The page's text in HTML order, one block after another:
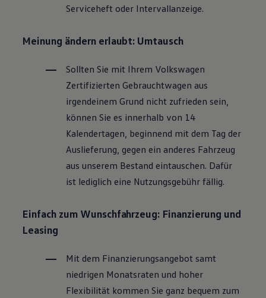
Magazin
Familie
Volkswagen R
Pannen- und Unfallhilfe
Volkswagen Kundenbetreuung
Serviceheft oder Intervallanzeige.
Meinung ändern erlaubt: Umtausch
Sollten Sie mit Ihrem Volkswagen
Zertifizierten Gebrauchtwagen aus
irgendeinem Grund nicht zufrieden sein,
können Sie es innerhalb von 14
Kalendertagen, beginnend mit dem Tag der
Auslieferung, gegen ein anderes Fahrzeug
aus unserem Bestand eintauschen. Dafür
ist lediglich eine Nutzungsgebühr fällig.
Einfach zum Wunschfahrzeug: Finanzierung und
Leasing
Mit dem Finanzierungsangebot samt
niedrigen Monatsraten und hoher
Flexibilität kommen Sie ganz bequem zum